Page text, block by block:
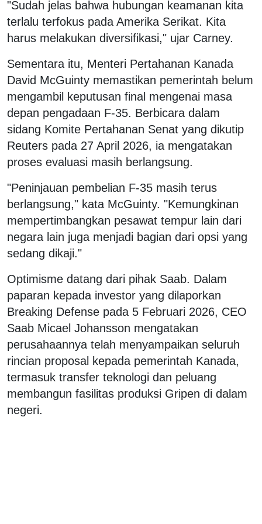
"Sudah jelas bahwa hubungan keamanan kita
terlalu terfokus pada Amerika Serikat. Kita
harus melakukan diversifikasi," ujar Carney.
Sementara itu, Menteri Pertahanan Kanada
David McGuinty memastikan pemerintah belum
mengambil keputusan final mengenai masa
depan pengadaan F-35. Berbicara dalam
sidang Komite Pertahanan Senat yang dikutip
Reuters pada 27 April 2026, ia mengatakan
proses evaluasi masih berlangsung.
"Peninjauan pembelian F-35 masih terus
berlangsung," kata McGuinty. "Kemungkinan
mempertimbangkan pesawat tempur lain dari
negara lain juga menjadi bagian dari opsi yang
sedang dikaji."
Optimisme datang dari pihak Saab. Dalam
paparan kepada investor yang dilaporkan
Breaking Defense pada 5 Februari 2026, CEO
Saab Micael Johansson mengatakan
perusahaannya telah menyampaikan seluruh
rincian proposal kepada pemerintah Kanada,
termasuk transfer teknologi dan peluang
membangun fasilitas produksi Gripen di dalam
negeri.